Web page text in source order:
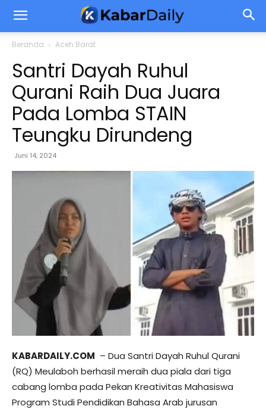
Beranda Aceh Barat
Santri Dayah Ruhul
Qurani Raih Dua Juara
Pada Lomba STAIN
Teungku Dirundeng
Juni 14, 2024
KABARDAILY.COM – Dua Santri Dayah Ruhul Qurani
(RQ) Meulaboh berhasil meraih dua piala dari tiga
cabang lomba pada Pekan Kreativitas Mahasiswa
Program Studi Pendidikan Bahasa Arab jurusan